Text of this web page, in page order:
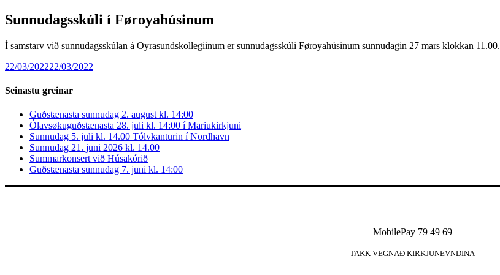
Sunnudagsskúli í Føroyahúsinum
Í samstarv við sunnudagsskúlan á Oyrasundskollegiinum er sunnudagsskúli Føroyahúsinum sunnudagin 27 mars klokkan 11.00.
22/03/202222/03/2022
Seinastu greinar
Guðstænasta sunnudag 2. august kl. 14:00
Ólavsøkuguðstænasta 28. juli kl. 14:00 í Mariukirkjuni
Sunnudag 5. juli kl. 14.00 Tólvkanturin í Nordhavn
Sunnudag 21. juni 2026 kl. 14.00
Summarkonsert við Húsakórið
Guðstænasta sunnudag 7. juni kl. 14:00
MobilePay 79 49 69
TAKK VEGNAÐ KIRKJUNEVNDINA